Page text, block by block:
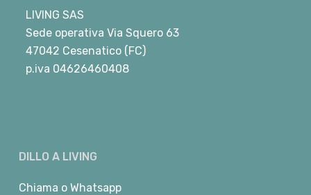
LIVING SAS
Sede operativa Via Squero 63
47042 Cesenatico (FC)
p.iva 04626460408
DILLO A LIVING
Chiama o Whatsapp